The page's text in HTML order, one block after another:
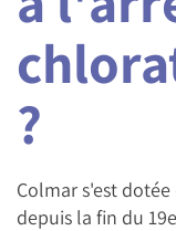
?
Colmar s'est
depuis la fin du